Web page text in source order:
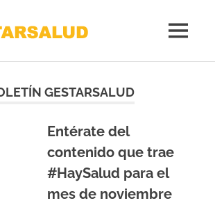
MENÚ
GESTARSALUD
Entérate del
contenido que trae
#HaySalud para el
mes de noviembre